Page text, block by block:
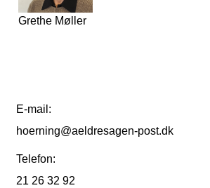
Grethe Møller
E-mail:
hoerning@aeldresagen-post.dk
Telefon:
21 26 32 92